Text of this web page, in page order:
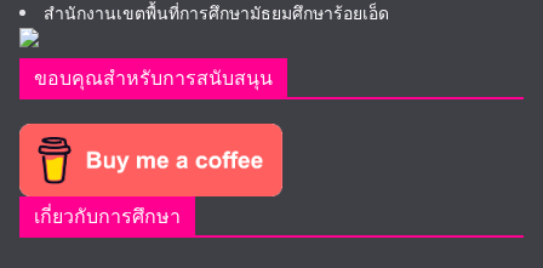
สำนักงานเขตพื้นที่การศึกษามัธยมศึกษาร้อยเอ็ด
ขอบคุณสำหรับการสนับสนุน
เกี่ยวกับการศึกษา